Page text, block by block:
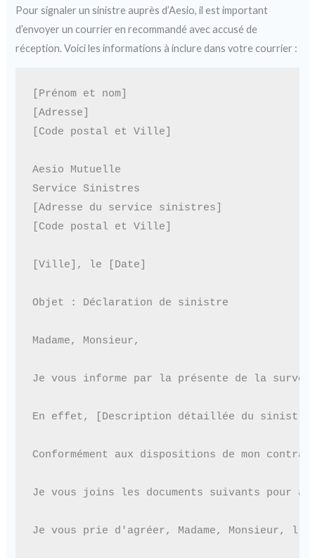
Pour signaler un sinistre auprès d’Aesio, il est important
d’envoyer un courrier en recommandé avec accusé de
réception. Voici les informations à inclure dans votre courrier :
[Prénom et nom]
[Adresse]
[Code postal et Ville]
Aesio Mutuelle
Service Sinistres
[Adresse du service sinistres]
[Code postal et Ville]
[Ville], le [Date]
Objet : Déclaration de sinistre
Madame, Monsieur,
Je vous informe par la présente de la
En effet, [Description détaillée du sinistre
Conformément aux dispositions de mon
Je vous joins les documents suivants pour
Je vous prie d'agréer, Madame, Monsieur,